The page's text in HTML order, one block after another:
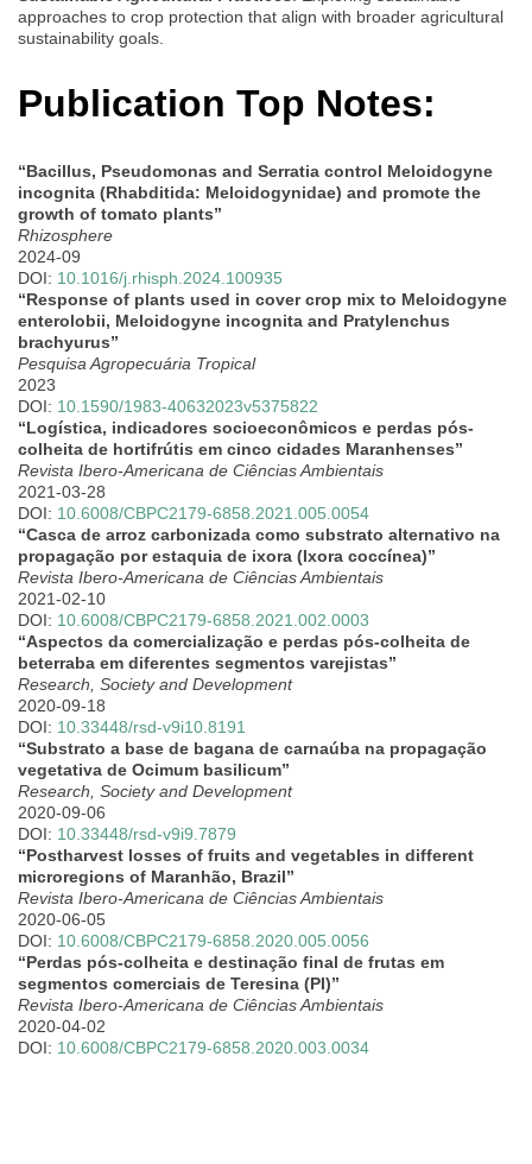
approaches to crop protection that align with broader agricultural
sustainability goals.
Publication Top Notes:
“Bacillus, Pseudomonas and Serratia control Meloidogyne
incognita (Rhabditida: Meloidogynidae) and promote the
growth of tomato plants”
Rhizosphere
2024-09
DOI: 10.1016/j.rhisph.2024.100935
“Response of plants used in cover crop mix to Meloidogyne
enterolobii, Meloidogyne incognita and Pratylenchus
brachyurus”
Pesquisa Agropecuária Tropical
2023
DOI: 10.1590/1983-40632023v5375822
“Logística, indicadores socioeconômicos e perdas pós-
colheita de hortifrútis em cinco cidades Maranhenses”
Revista Ibero-Americana de Ciências Ambientais
2021-03-28
DOI: 10.6008/CBPC2179-6858.2021.005.0054
“Casca de arroz carbonizada como substrato alternativo na
propagação por estaquia de ixora (Ixora coccínea)”
Revista Ibero-Americana de Ciências Ambientais
2021-02-10
DOI: 10.6008/CBPC2179-6858.2021.002.0003
“Aspectos da comercialização e perdas pós-colheita de
beterraba em diferentes segmentos varejistas”
Research, Society and Development
2020-09-18
DOI: 10.33448/rsd-v9i10.8191
“Substrato a base de bagana de carnaúba na propagação
vegetativa de Ocimum basilicum”
Research, Society and Development
2020-09-06
DOI: 10.33448/rsd-v9i9.7879
“Postharvest losses of fruits and vegetables in different
microregions of Maranhão, Brazil”
Revista Ibero-Americana de Ciências Ambientais
2020-06-05
DOI: 10.6008/CBPC2179-6858.2020.005.0056
“Perdas pós-colheita e destinação final de frutas em
segmentos comerciais de Teresina (PI)”
Revista Ibero-Americana de Ciências Ambientais
2020-04-02
DOI: 10.6008/CBPC2179-6858.2020.003.0034